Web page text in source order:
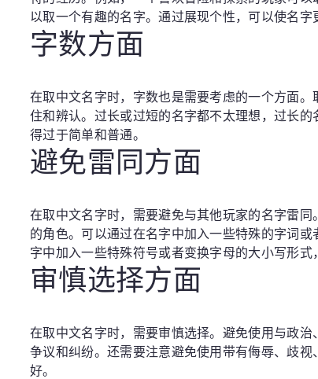
以取一个有趣的名字。通过展现个性，可以使名字
字数方面
在取中文名字时，字数也是需要考虑的一个方面
住和辨认。过长或过短的名字都不太理想，过长
得过于简单和普通。
避免雷同方面
在取中文名字时，需要避免与其他玩家的名字雷
的角色。可以通过在名字中加入一些特殊的字词
字中加入一些特殊符号或者变换字母的大小写形式
审慎选择方面
在取中文名字时，需要审慎选择。避免使用与政
争议和纠纷。还需要注意避免使用带有侮辱、歧
好。